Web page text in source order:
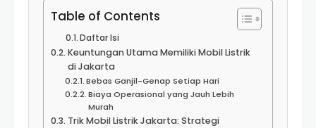
Table of Contents
Daftar Isi
Keuntungan Utama Memiliki Mobil Listrik
di Jakarta
Bebas Ganjil-Genap Setiap Hari
Biaya Operasional yang Jauh Lebih
Murah
Trik Mobil Listrik Jakarta: Strategi